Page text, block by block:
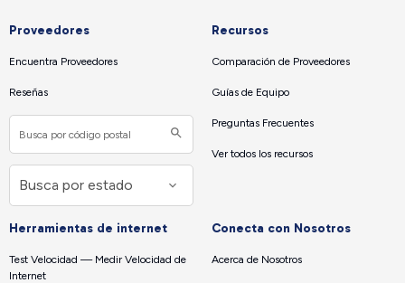
Proveedores
Encuentra Proveedores
Reseñas
Recursos
Comparación de Proveedores
Guías de Equipo
Preguntas Frecuentes
Ver todos los recursos
Herramientas de internet
Test Velocidad — Medir Velocidad de
Internet
Conecta con Nosotros
Acerca de Nosotros